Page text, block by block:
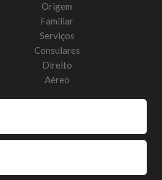
Origem
Familiar
Serviços
Consulares
Direito
Aéreo